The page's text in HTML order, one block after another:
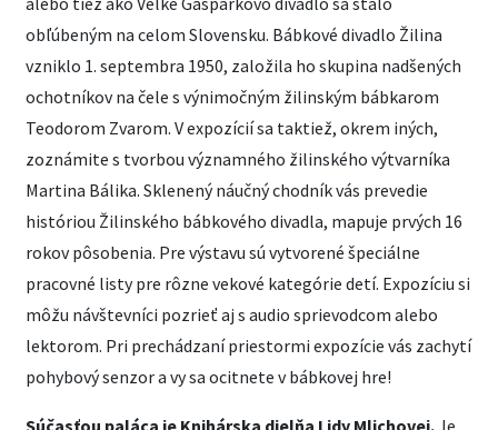
obľúbeným na celom Slovensku. Bábkové divadlo Žilina
vzniklo 1. septembra 1950, založila ho skupina nadšených
ochotníkov na čele s výnimočným žilinským bábkarom
Teodorom Zvarom. V expozícií sa taktiež, okrem iných,
zoznámite s tvorbou významného žilinského výtvarníka
Martina Bálika. Sklenený náučný chodník vás prevedie
históriou Žilinského bábkového divadla, mapuje prvých 16
rokov pôsobenia. Pre výstavu sú vytvorené špeciálne
pracovné listy pre rôzne vekové kategórie detí. Expozíciu si
môžu návštevníci pozrieť aj s audio sprievodcom alebo
lektorom. Pri prechádzaní priestormi expozície vás zachytí
pohybový senzor a vy sa ocitnete v bábkovej hre!
Súčasťou paláca je Knihárska dielňa Lidy Mlichovej.Je